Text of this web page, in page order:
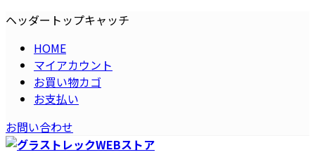
コ
ス
キ
ナ
ン
に
ヘッダートップキャッチ
HOME
マイアカウント
お買い物カゴ
お支払い
お問い合わせ